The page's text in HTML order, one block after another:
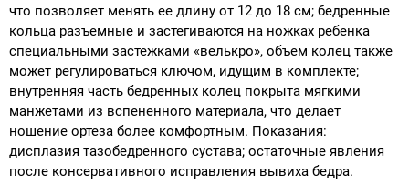
что позволяет менять ее длину от 12 до 18 см; бедренные
кольца разъемные и застегиваются на ножках ребенка
специальными застежками «велькро», объем колец также
может регулироваться ключом, идущим в комплекте;
внутренняя часть бедренных колец покрыта мягкими
манжетами из вспененного материала, что делает
ношение ортеза более комфортным. Показания:
дисплазия тазобедренного сустава; остаточные явления
после консервативного исправления вывиха бедра.